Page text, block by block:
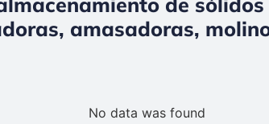
amasadoras,
No data was found